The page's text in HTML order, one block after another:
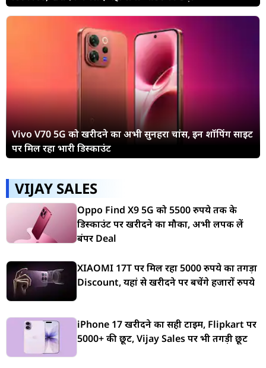
Vivo V70 5G को खरीदने का अभी सुनहरा चांस, इन शॉपिंग साइट
पर मिल रहा भारी डिस्काउंट
VIJAY SALES
Oppo Find X9 5G को 5500 रुपये तक के
डिस्काउंट पर खरीदने का मौका, अभी लपक लें
बंपर Deal
XIAOMI 17T पर मिल रहा 5000 रुपये का तगड़ा
Discount, यहां से खरीदने पर बचेंगे हजारों रुपये
iPhone 17 खरीदने का सही टाइम, Flipkart पर
5000+ की छूट, Vijay Sales पर भी तगड़ी छूट